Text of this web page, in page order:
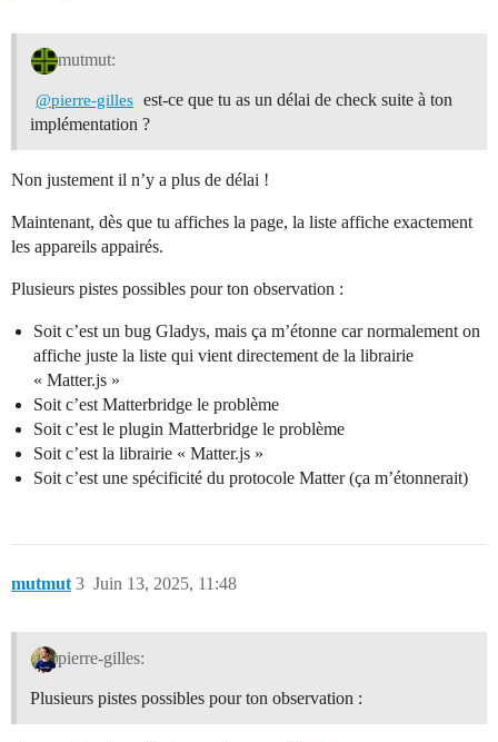
mutmut:
@pierre-gilles est-ce que tu as un délai de check suite à ton
implémentation ?
Non justement il n’y a plus de délai !
Maintenant, dès que tu affiches la page, la liste affiche exactement
les appareils appairés.
Plusieurs pistes possibles pour ton observation :
Soit c’est un bug Gladys, mais ça m’étonne car normalement on
affiche juste la liste qui vient directement de la librairie
« Matter.js »
Soit c’est Matterbridge le problème
Soit c’est le plugin Matterbridge le problème
Soit c’est la librairie « Matter.js »
Soit c’est une spécificité du protocole Matter (ça m’étonnerait)
mutmut Juin 13, 2025, 11:48
3
pierre-gilles:
Plusieurs pistes possibles pour ton observation :